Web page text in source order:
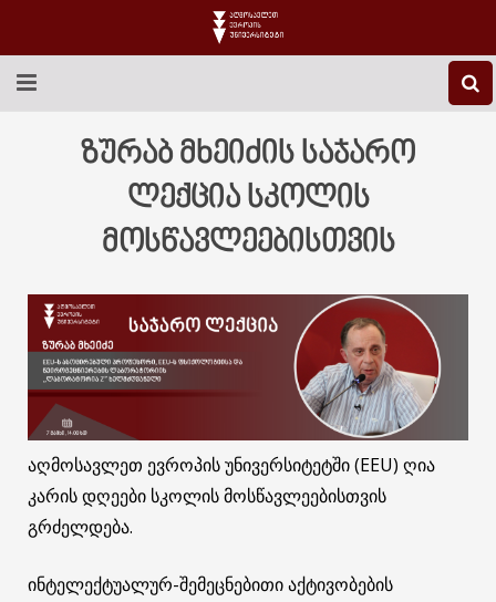
EEU-Ს ᲨᲔᲡᲐᲮᲔᲑ
ᲑᲘᲑᲚᲘᲝᲗᲔᲙᲐ
ᲡᲢᲣᲓᲔᲜᲢᲣᲠᲘ ᲪᲮᲝᲕᲠᲔᲑᲐ
ᲙᲝᲜᲢᲐᲥᲢᲘ
ზურაბ მხეიძის საჯარო
ლექცია სკოლის
მოსწავლეებისთვის
აღმოსავლეთ ევროპის უნივერსიტეტში (EEU) ღია
კარის დღეები სკოლის მოსწავლეებისთვის
გრძელდება.
ინტელექტუალურ-შემეცნებითი აქტივობების